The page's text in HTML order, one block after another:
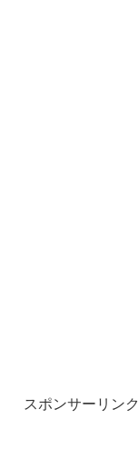
スポンサーリンク